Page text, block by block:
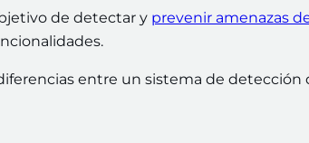
de detectar y prevenir amenazas
entre un sistema de detección